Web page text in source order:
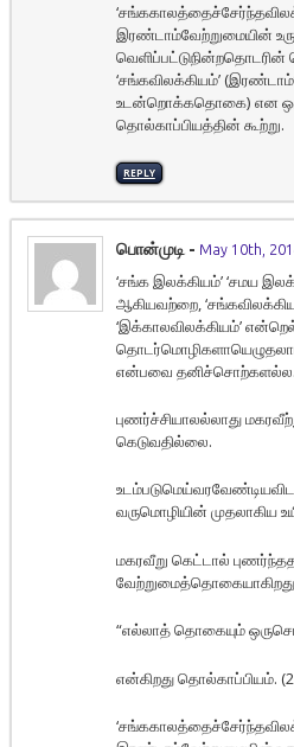
இரண்டாம்வேற்றுமையின்
‘சங்கவிலக்கியம்’
உடன்றொக்கதொகை) என
தொல்காப்பியத்தின் கூற்று.
REPLY
பொன்முடி - May 10th,
‘சங்க இலக்கியம்’ ‘சமய
ஆகியவற்றை,
‘இக்காலவிலக்கியம்’
தொடர்மொழிகளாயெழுதலாம்.
என்பவை தனிச்சொற்களல்ல.
புணர்ச்சியாலல்லாது
கெடுவதில்லை.
வருமொழியின் முதலாகிய
மகரவீறு கெட்டால்
“எல்லாத் தொகையும்
என்கிறது தொல்காப்பியம்.